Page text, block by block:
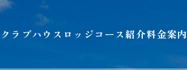
クラブハウスロッジコース紹介料金案内